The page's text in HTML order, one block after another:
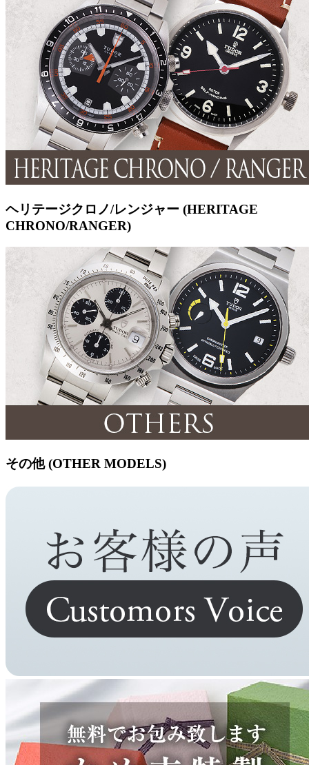
ヘリテージクロノ/レンジャー (HERITAGE
CHRONO/RANGER)
その他 (OTHER MODELS)